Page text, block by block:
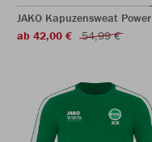
JAKO Kapuzensweat Power
ab 42,00 €
54,99 €